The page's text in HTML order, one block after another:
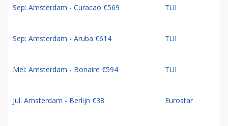
Sep: Amsterdam - Curacao €569 TUI
Sep: Amsterdam - Aruba €614 TUI
Mei: Amsterdam - Bonaire €594 TUI
Jul: Amsterdam - Berlijn €38 Eurostar